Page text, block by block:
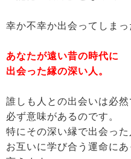
幸か不幸か出会ってしまっ
あなたが遠い昔の時代に
出会った縁の深い人。
誰しも人との出会いは必然
必ず意味があるのです。
特にその深い縁で出会った
お互いに学び合う運命にあ